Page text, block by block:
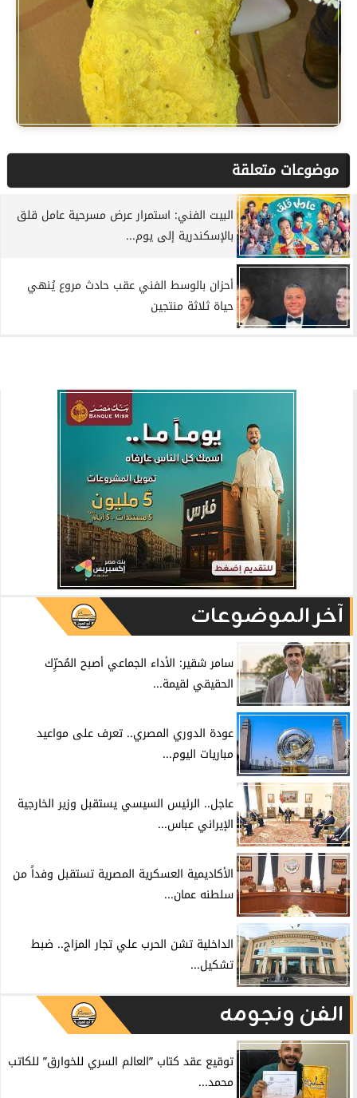
موضوعات متعلقة
البيت الفني: استمرار عرض مسرحية عامل قلق
بالإسكندرية إلى يوم...
أحزان بالوسط الفني عقب حادث مروع يُنهي
حياة ثلاثة منتجين
آخر الموضوعات
سامر شقير: الأداء الجماعي أصبح المُحرِّك
الحقيقي لقيمة...
عودة الدوري المصري.. تعرف على مواعيد
مباريات اليوم...
عاجل.. الرئيس السيسي يستقبل وزير الخارجية
الإيراني عباس...
الأكاديمية العسكرية المصرية تستقبل وفداً من
سلطنه عمان...
الداخلية تشن الحرب علي تجار المزاج.. ضبط
تشكيل...
الفن ونجومه
توقيع عقد كتاب ”العالم السري للخوارق” للكاتب
محمد...